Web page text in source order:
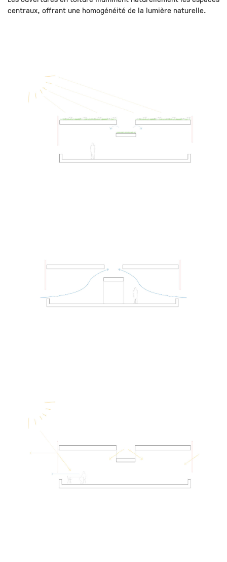
centraux, offrant une homogénéité de la lumière naturelle.